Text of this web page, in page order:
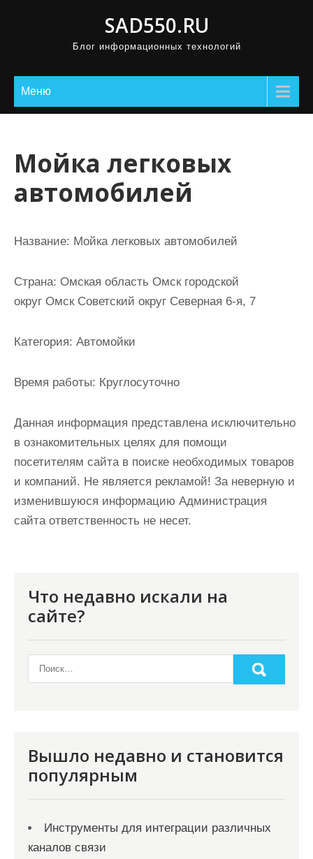
SAD550.RU
Блог информационных технологий
Меню
Мойка легковых
автомобилей
Название: Мойка легковых автомобилей
Страна: Омская область Омск городской
округ Омск Советский округ Северная 6-я, 7
Категория: Автомойки
Время работы: Круглосуточно
Данная информация представлена исключительно
в ознакомительных целях для помощи
посетителям сайта в поиске необходимых товаров
и компаний. Не является рекламой! За неверную и
изменившуюся информацию Администрация
сайта ответственность не несет.
Что недавно искали на
сайте?
Вышло недавно и становится
популярным
Инструменты для интеграции различных
каналов связи